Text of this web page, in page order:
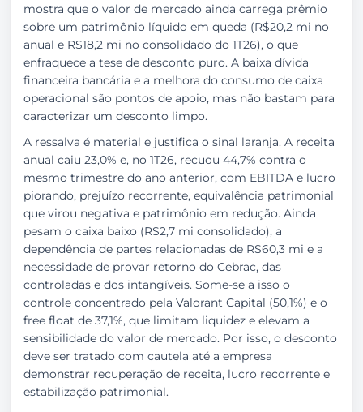
mostra que o valor de mercado ainda carrega prêmio
sobre um patrimônio líquido em queda (R$20,2 mi no
anual e R$18,2 mi no consolidado do 1T26), o que
enfraquece a tese de desconto puro. A baixa dívida
financeira bancária e a melhora do consumo de caixa
operacional são pontos de apoio, mas não bastam para
caracterizar um desconto limpo.
A ressalva é material e justifica o sinal laranja. A receita
anual caiu 23,0% e, no 1T26, recuou 44,7% contra o
mesmo trimestre do ano anterior, com EBITDA e lucro
piorando, prejuízo recorrente, equivalência patrimonial
que virou negativa e patrimônio em redução. Ainda
pesam o caixa baixo (R$2,7 mi consolidado), a
dependência de partes relacionadas de R$60,3 mi e a
necessidade de provar retorno do Cebrac, das
controladas e dos intangíveis. Some-se a isso o
controle concentrado pela Valorant Capital (50,1%) e o
free float de 37,1%, que limitam liquidez e elevam a
sensibilidade do valor de mercado. Por isso, o desconto
deve ser tratado com cautela até a empresa
demonstrar recuperação de receita, lucro recorrente e
estabilização patrimonial.